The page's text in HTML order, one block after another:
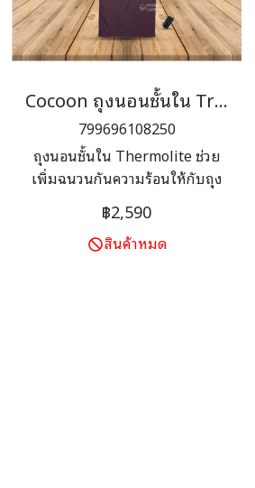
Cocoon ถุงนอนชั้นใน Travel Sheet Thermolite Performer
799696108250
ถุงนอนชั้นใน Thermolite ช่วย
เพิ่มฉนวนกันความร้อนให้กับถุง
นอนของคุณ รุ่น Performer น้ำ
หนัก 340 กรัม แต่สามารถเพิ่ม
อุณหภูมิให้ถุงนอนของคุณได้ถึง
฿2,590
สินค้าหมด